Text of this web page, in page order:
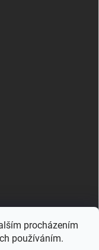
procházením
používáním.